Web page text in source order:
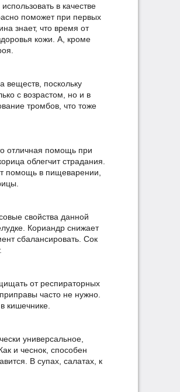
в качестве
поможет при первых
знает, что время от
кожи. А, кроме
веществ, поскольку
с возрастом, но и в
тромбов, что тоже
отличная помощь при
облегчит страдания.
помощь в пищеварении,
свойства данной
Кориандр снижает
сбалансировать. Сок
от респираторных
часто не нужно.
кишечнике.
универсальное,
и чеснок, способен
В супах, салатах, к